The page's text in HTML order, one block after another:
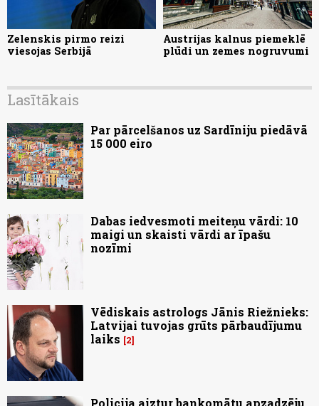
Zelenskis pirmo reizi
viesojas Serbijā
Austrijas kalnus piemeklē
plūdi un zemes nogruvumi
Lasītākais
Par pārcelšanos uz Sardīniju piedāvā
15 000 eiro
Dabas iedvesmoti meiteņu vārdi: 10
maigi un skaisti vārdi ar īpašu
nozīmi
Vēdiskais astrologs Jānis Riežnieks:
Latvijai tuvojas grūts pārbaudījumu
laiks
2
Policija aiztur bankomātu apzadzēju